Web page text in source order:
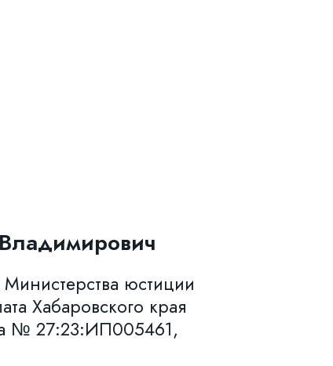
юстиции
Хабаровского края
№ 27:23:ИП005461,